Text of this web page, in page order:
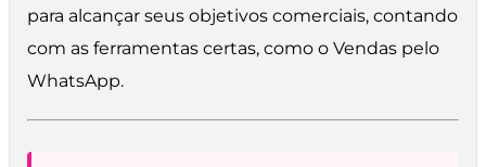
para alcançar seus objetivos comerciais, contando
com as ferramentas certas, como o Vendas pelo
WhatsApp.